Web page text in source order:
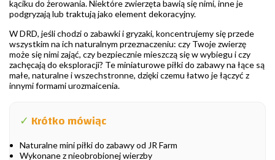
kąciku do żerowania. Niektóre zwierzęta bawią się nimi, inne je
podgryzają lub traktują jako element dekoracyjny.
W DRD, jeśli chodzi o zabawki i gryzaki, koncentrujemy się przede
wszystkim na ich naturalnym przeznaczeniu: czy Twoje zwierzę
może się nimi zająć, czy bezpiecznie mieszczą się w wybiegu i czy
zachęcają do eksploracji? Te miniaturowe piłki do zabawy na łące są
małe, naturalne i wszechstronne, dzięki czemu łatwo je łączyć z
innymi formami urozmaicenia.
✓ Krótko mówiąc
Naturalne mini piłki do zabawy od JR Farm
Wykonane z nieobrobionej wierzby